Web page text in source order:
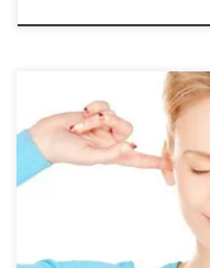
כאשר שוב ושוב
נעלם ומדובר בתופעה
של גרד באוזניים
ולכן יובל בלייר בוחן
שמגיע […]